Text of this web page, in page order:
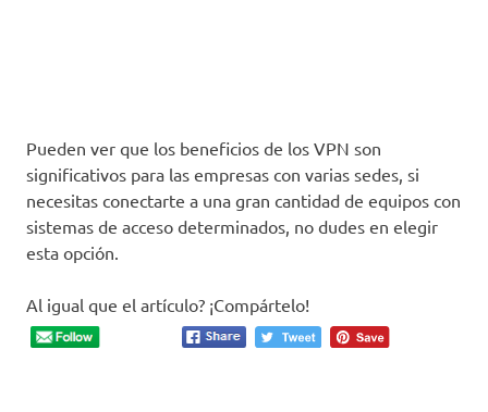
Pueden ver que los beneficios de los VPN son
significativos para las empresas con varias sedes, si
necesitas conectarte a una gran cantidad de equipos con
sistemas de acceso determinados, no dudes en elegir
esta opción.
Al igual que el artículo? ¡Compártelo!